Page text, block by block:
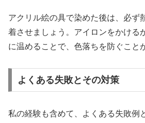
アクリル絵の具で染めた後は、必ず
着させましょう。アイロンをかける
に温めることで、色落ちを防ぐこと
よくある失敗とその対策
私の経験も含めて、よくある失敗例